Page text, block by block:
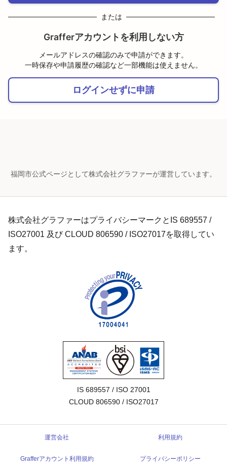
または
Grafferアカウントを利用しない方
メールアドレスの確認のみで申請ができます。
一時保存や申請履歴の確認など一部機能は使えません。
ログインせずに申請
福岡市公式ページとして株式会社グラファーが運営しています。
株式会社グラファーはプライバシーマークとIS 689557 /
ISO27001 及び CLOUD 806590 / ISO27017を取得してい
ます。
IS 689557 / ISO 27001
CLOUD 806590 / ISO27017
運営会社 利用規約
Grafferアカウント利用規約 プライバシーポリシー